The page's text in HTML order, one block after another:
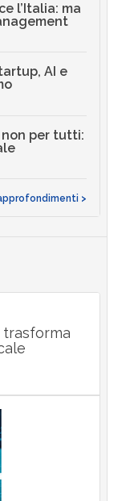
l’Italia: ma
AI e
non per tutti:
>
trasforma